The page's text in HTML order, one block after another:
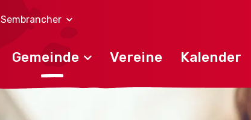
Sembrancher
Gemeinde Vereine Kalender